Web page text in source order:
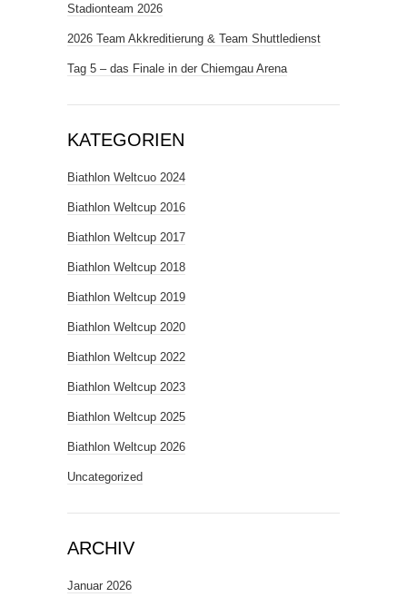
Stadionteam 2026
2026 Team Akkreditierung & Team Shuttledienst
Tag 5 – das Finale in der Chiemgau Arena
KATEGORIEN
Biathlon Weltcuo 2024
Biathlon Weltcup 2016
Biathlon Weltcup 2017
Biathlon Weltcup 2018
Biathlon Weltcup 2019
Biathlon Weltcup 2020
Biathlon Weltcup 2022
Biathlon Weltcup 2023
Biathlon Weltcup 2025
Biathlon Weltcup 2026
Uncategorized
ARCHIV
Januar 2026